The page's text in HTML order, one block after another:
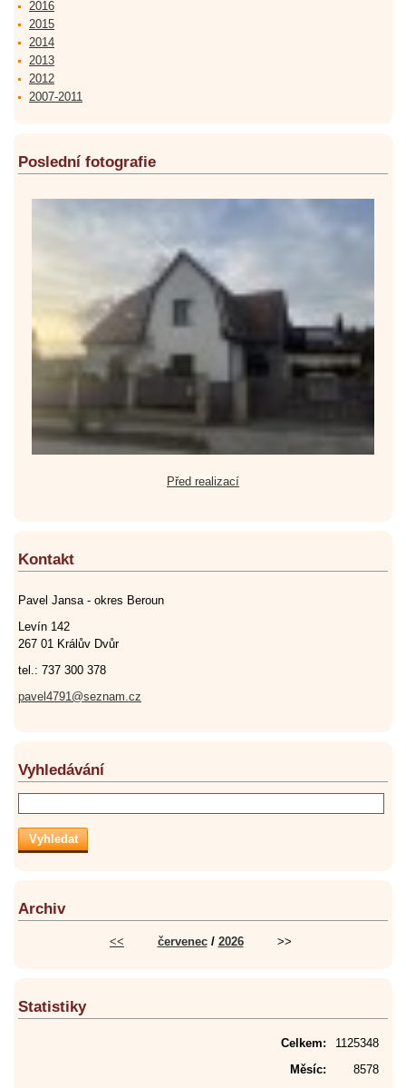
2016
2015
2014
2013
2012
2007-2011
Poslední fotografie
Před realizací
Kontakt
Pavel Jansa - okres Beroun
Levín 142
267 01 Králův Dvůr
tel.: 737 300 378
pavel4791@seznam.cz
Vyhledávání
Archiv
<< červenec/ 2026 >>
Statistiky
Celkem:
1125348
Měsíc:
8578